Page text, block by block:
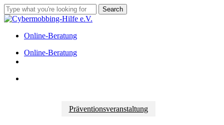
Skip
to
main
content
Search
Close
Online-Beratung
Menu
Online-Beratung
Präventionsveranstaltung